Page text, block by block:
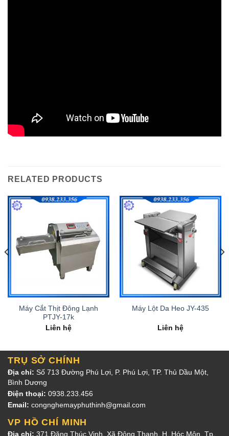
RELATED PRODUCTS
Máy Cắt Thịt Đông Lạnh
PTJY-17k
Liên hệ
Máy Lột Da Heo JY-435
Liên hệ
TRỤ SỞ CHÍNH
Địa chỉ: Số 713 Đường Phú Lợi, P. Phú Lợi, TP. Thủ Dầu Một,
Bình Dương
Điện thoại: 0938.233.456
Email: congnghemayphuthinh@gmail.com
VP HỒ CHÍ MINH
Địa chỉ: 371 Đặng Thúc Vịnh, Xã Đông Thạnh, H. Hóc Môn, Tp.